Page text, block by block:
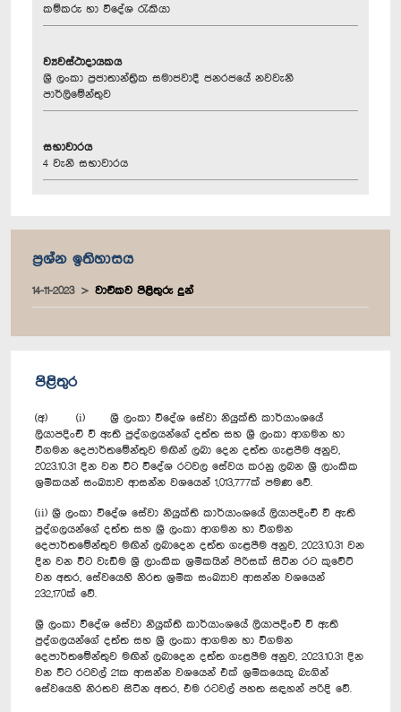
කම්කරු හා විදේශ රැකියා
ව්‍යවස්ථාදායකය
ශ්‍රී ලංකා ප්‍රජාතාන්ත්‍රික සමාජවාදී ජනරජයේ නවවැනි
පාර්ලිමේන්තුව
සභාවාරය
4 වැනි සභාවාරය
ප්‍රශ්න ඉතිහාසය
14-11-2023 වාචිකව පිළිතුරු දුන්
පිළිතුර
(අ) (i) ශ්‍රී ලංකා විදේශ සේවා නියුක්ති කාර්යාංශයේ
ලියාපදිංචි වී ඇති පුද්ගලයන්ගේ දත්ත සහ ශ්‍රී ලංකා ආගමන හා
විගමන දෙපාර්තමේන්තුව මඟින් ලබා දෙන දත්ත ගැළපීම අනුව,
2023.10.31 දින වන විට විදේශ රටවල සේවය කරනු ලබන ශ්‍රී ලාංකික
ශ්‍රමිකයන් සංඛ්‍යාව ආසන්න වශයෙන් 1,013,777ක් පමණ වේ.
(ii) ශ්‍රී ලංකා විදේශ සේවා නියුක්ති කාර්යාංශයේ ලියාපදිංචි වී ඇති
පුද්ගලයන්ගේ දත්ත සහ ශ්‍රී ලංකා ආගමන හා විගමන
දෙපාර්තමේන්තුව මඟින් ලබ‍ාදෙන දත්ත ගැළපීම අනුව, 2023.10.31 වන
දින වන විට වැඩිම ශ්‍රී ලාංකික ශ්‍රමිකයින් පිරිසක් සිටින රට කුවේට්
වන අතර, සේවයෙහි නිරත ශ්‍රමික සංඛ්‍යාව ආසන්න වශයෙන්
232,170ක් වේ.
ශ්‍රී ලංකා විදේශ සේවා නියුක්ති කාර්යාංශයේ ලියාපදිංචි වී ඇති
පුද්ගලයන්ගේ දත්ත සහ ශ්‍රී ලංකා ආගමන හා විගමන
දෙපාර්තමේන්තුව මඟින් ලබාදෙන දත්ත ගැළපීම අනුව, 2023.10.31 දින
වන විට රටවල් 21ක ආසන්න වශයෙන් එක් ශ්‍රමිකයෙකු බැගින්
සේවයෙහි නිරතව සිටින අතර, එම රටවල් පහත සඳහන් පරිදි වේ.